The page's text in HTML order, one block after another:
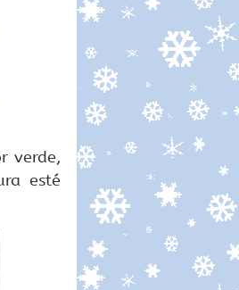
verde,
esté